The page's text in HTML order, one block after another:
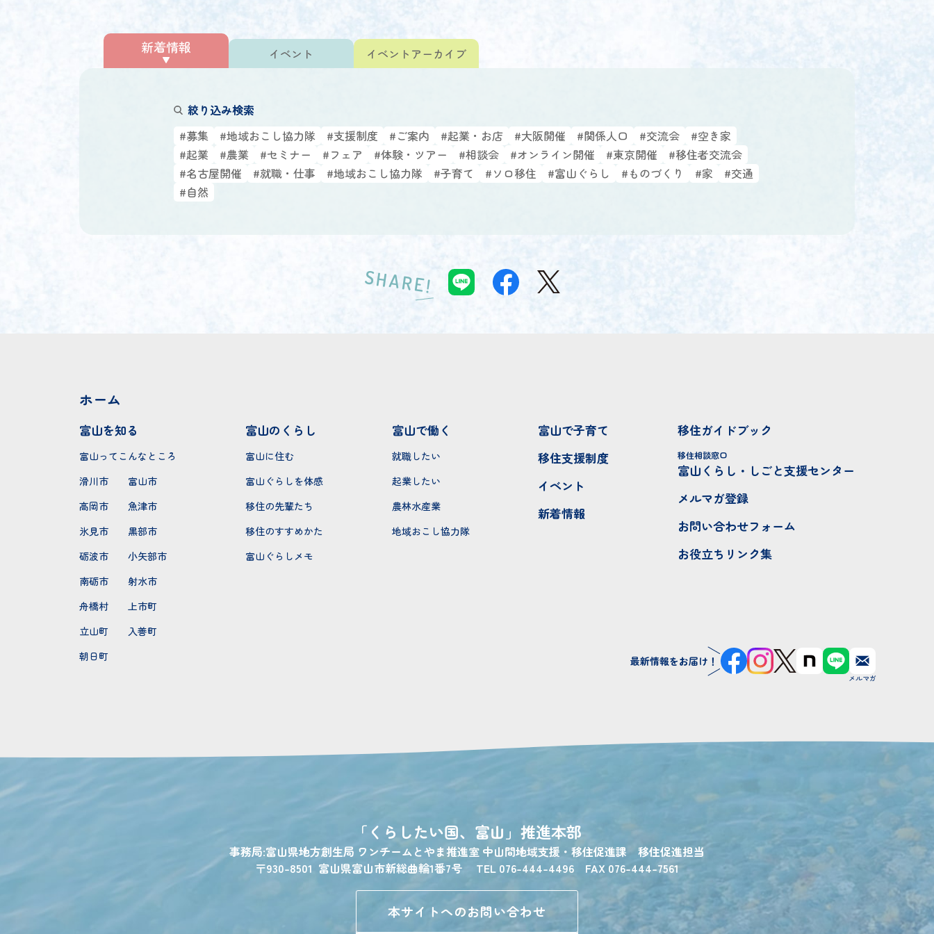
新着情報 イベント イベント アーカイブ
絞り込み検索
#募集
#地域おこし協力隊 #支援制度 #ご案内 #起業・お店 #大阪開催 #関係人口 #交流会
#空き家
#起業
#農業 #セミナー #フェア #体験・ツアー #相談会 #オンライン開催 #東京開催
#移住者交流会
#名古屋開催
#就職・仕事 #地域おこし協力隊 #子育て #ソロ移住 #富山ぐらし #ものづくり #家
#交通
#自然
SHARE!
ホーム
富山を知る
富山ってこんなところ
滑川市
富山市
高岡市
魚津市
氷見市
黒部市
砺波市
小矢部市
南砺市
射水市
舟橋村
上市町
立山町
入善町
朝日町
富山のくらし
富山に住む
富山ぐらしを体感
移住の先輩たち
移住のすすめかた
富山ぐらしメモ
富山で働く
就職したい
起業したい
農林水産業
地域おこし協力隊
富山で子育て
移住支援制度
イベント
新着情報
移住ガイドブック
移住相談窓口
富山くらし・しごと支援センター
メルマガ登録
お問い合わせフォーム
お役立ちリンク集
最新情報をお届け！
「くらしたい国、富山」 推進本部
事務局:富山県地方創生局 ワンチームとやま推進室 中山間地域支援・移住促進課 移住促進担当
〒930-8501 富山県富山市新総曲輪1番7号 TEL 076-444-4496 FAX 076-444-7561
本サイトへのお問い合わせ